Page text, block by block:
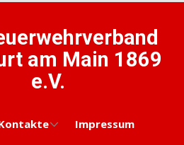
am Main 1869
e.V.
Impressum